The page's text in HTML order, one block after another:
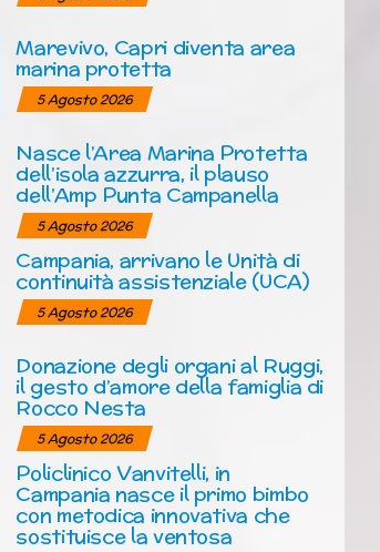
Marevivo, Capri diventa area
marina protetta
5 Agosto 2026
Nasce l’Area Marina Protetta
dell’isola azzurra, il plauso
dell’Amp Punta Campanella
5 Agosto 2026
Campania, arrivano le Unità di
continuità assistenziale (UCA)
5 Agosto 2026
Donazione degli organi al Ruggi,
il gesto d’amore della famiglia di
Rocco Nesta
5 Agosto 2026
Policlinico Vanvitelli, in
Campania nasce il primo bimbo
con metodica innovativa che
sostituisce la ventosa